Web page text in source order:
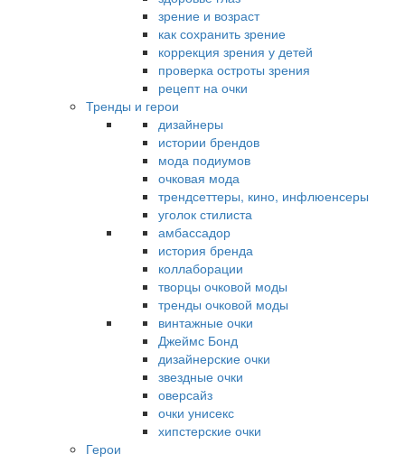
зрение и возраст
как сохранить зрение
коррекция зрения у детей
проверка остроты зрения
рецепт на очки
Тренды и герои
дизайнеры
истории брендов
мода подиумов
очковая мода
трендсеттеры, кино, инфлюенсеры
уголок стилиста
амбассадор
история бренда
коллаборации
творцы очковой моды
тренды очковой моды
винтажные очки
Джеймс Бонд
дизайнерские очки
звездные очки
оверсайз
очки унисекс
хипстерские очки
Герои